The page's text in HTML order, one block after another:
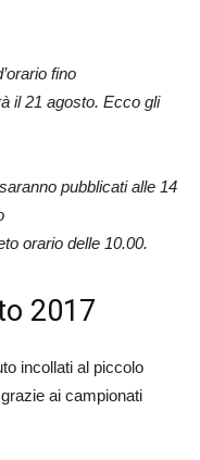
fino
il 21 agosto. Ecco gli
pubblicati alle 14
orario delle 10.00.
2017
incollati al piccolo
ai campionati